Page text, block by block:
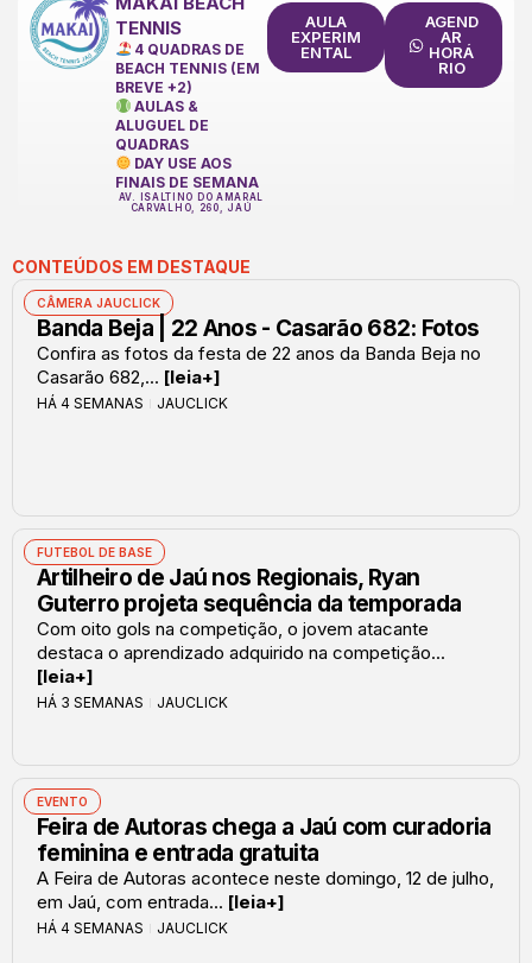
TENNIS
4 QUADRAS DE
BEACH TENNIS (EM
BREVE +2)
AULAS &
ALUGUEL DE
QUADRAS
DAY USE AOS
FINAIS DE SEMANA
AV. ISALTINO DO AMARAL
CARVALHO, 260, JAÚ
AULA
EXPERIM
ENTAL
AGEND
AR
HORÁ
RIO
CONTEÚDOS EM DESTAQUE
CÂMERA JAUCLICK
Banda Beja | 22 Anos - Casarão 682: Fotos
Confira as fotos da festa de 22 anos da Banda Beja no
Casarão 682,... [leia+]
HÁ 4 SEMANAS JAUCLICK
FUTEBOL DE BASE
Artilheiro de Jaú nos Regionais, Ryan
Guterro projeta sequência da temporada
Com oito gols na competição, o jovem atacante
destaca o aprendizado adquirido na competição...
[leia+]
HÁ 3 SEMANAS JAUCLICK
EVENTO
Feira de Autoras chega a Jaú com curadoria
feminina e entrada gratuita
A Feira de Autoras acontece neste domingo, 12 de julho,
em Jaú, com entrada... [leia+]
HÁ 4 SEMANAS JAUCLICK